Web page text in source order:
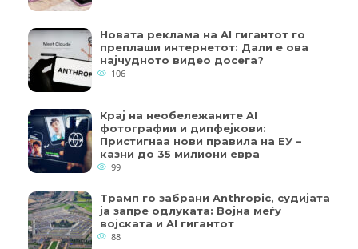
Новата реклама на AI гигантот го
преплаши интернетот: Дали е ова
најчудното видео досега?
106
Крај на необележаните AI
фотографии и дипфејкови:
Пристигнаа нови правила на ЕУ –
казни до 35 милиони евра
99
Трамп го забрани Anthropic, судијата
ја запре одлуката: Војна меѓу
војската и AI гигантот
88